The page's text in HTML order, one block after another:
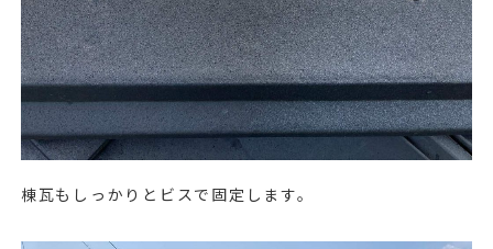
棟瓦もしっかりとビスで固定します。